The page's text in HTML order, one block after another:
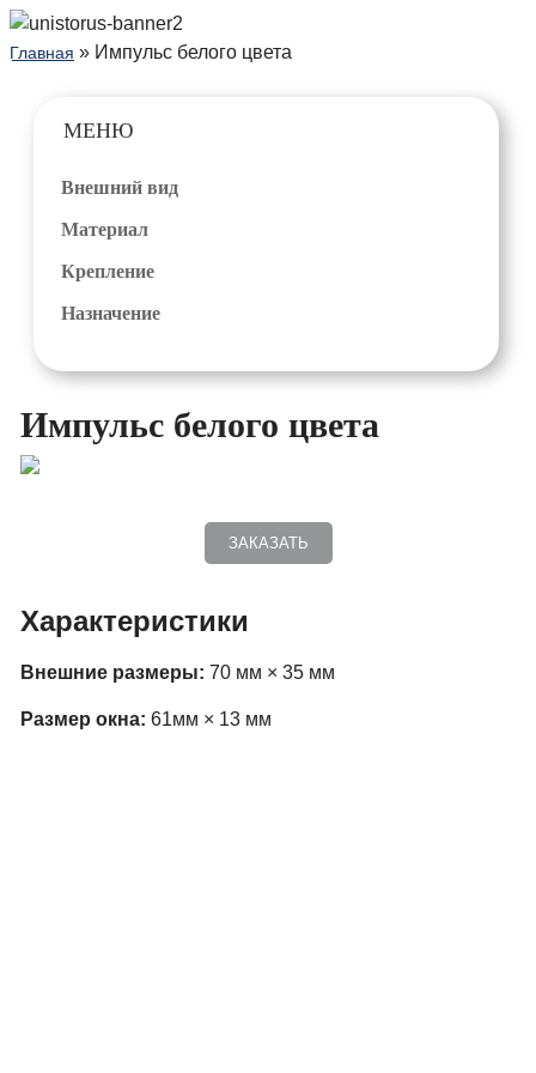
Главная » Импульс белого цвета
МЕНЮ
Внешний вид
Материал
Крепление
Назначение
Импульс белого цвета
ЗАКАЗАТЬ
Характеристики
Внешние размеры: 70 мм × 35 мм
Размер окна: 61мм × 13 мм